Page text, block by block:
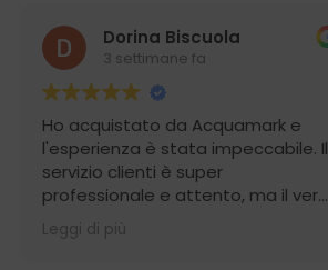
Dorina Biscuola
3 settimane fa
Ho acquistato da Acquamark e
l'esperienza è stata impeccabile. Il
servizio clienti è super
professionale e attento, ma il vero
punto di forza è stata la
spedizione: incredibilmente rapida
Leggi di più